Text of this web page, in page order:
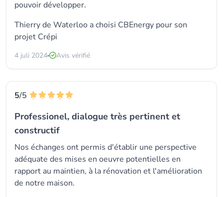
pouvoir développer.
Thierry de Waterloo a choisi CBEnergy pour son
projet Crépi
4 juli 2024 Avis vérifié
5/5
Professionel, dialogue très pertinent et
constructif
Nos échanges ont permis d'établir une perspective
adéquate des mises en oeuvre potentielles en
rapport au maintien, à la rénovation et l'amélioration
de notre maison.